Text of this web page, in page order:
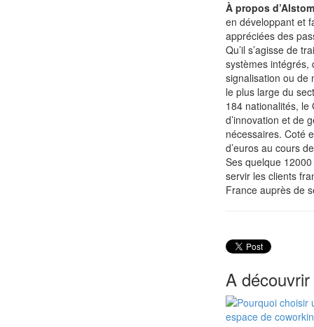
À propos
en développant et
appréciées des
Qu’il s’agisse de
systèmes intégrés,
signalisation ou de
le plus large du
184 nationalités,
d’innovation et de
nécessaires. Coté
d’euros au cours
Ses quelque
servir les clients
France auprès de
A